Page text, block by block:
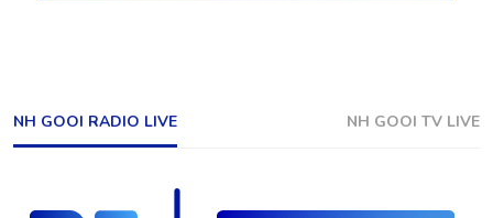
NH GOOI RADIO LIVE NH GOOI TV LIVE